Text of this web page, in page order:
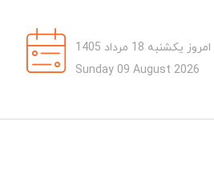
امروز یکشنبه 18 مرداد 1405
Sunday 09 August 2026